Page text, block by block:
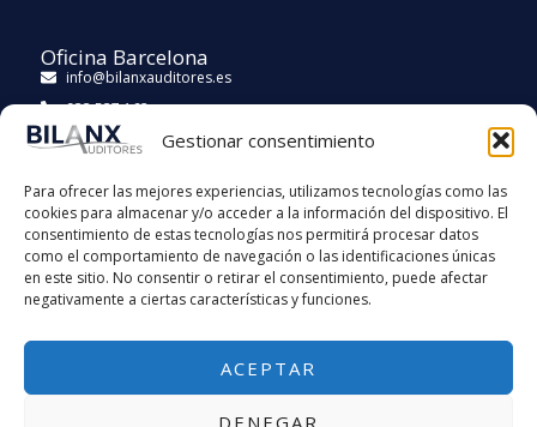
Gestionar consentimiento
Para ofrecer las mejores experiencias, utilizamos tecnologías como las
cookies para almacenar y/o acceder a la información del dispositivo. El
consentimiento de estas tecnologías nos permitirá procesar datos
como el comportamiento de navegación o las identificaciones únicas
en este sitio. No consentir o retirar el consentimiento, puede afectar
negativamente a ciertas características y funciones.
ACEPTAR
DENEGAR
Oficina Barcelona
info@bilanxauditores.es
933 537 162
Carrer de Casanova, 262, entresuelo 2ª, Distrito de Sarrià-